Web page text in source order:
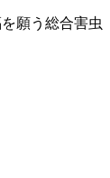
願う総合害虫